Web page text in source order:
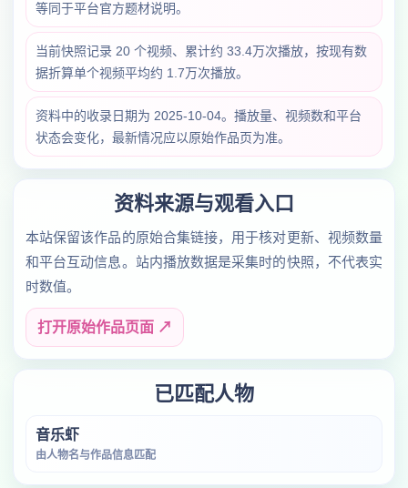
等同于平台官方题材说明。
当前快照记录 20 个视频、累计约 33.4万次播放，按现有数
据折算单个视频平均约 1.7万次播放。
资料中的收录日期为 2025-10-04。播放量、视频数和平台
状态会变化，最新情况应以原始作品页为准。
资料来源与观看入口
本站保留该作品的原始合集链接，用于核对更新、视频数量
和平台互动信息。站内播放数据是采集时的快照，不代表实
时数值。
打开原始作品页面 ↗
已匹配人物
音乐虾
由人物名与作品信息匹配